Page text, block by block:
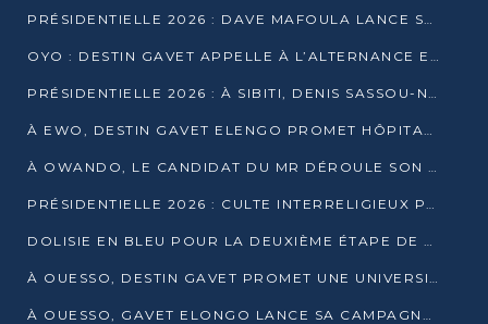
PRÉSIDENTIELLE 2026 : DAVE MAFOULA LANCE SA « VAGUE DU NOUVEAU DÉPART » À IMPFONDO
OYO : DESTIN GAVET APPELLE À L’ALTERNANCE ET À LA RESPONSABILITÉ DE LA JEUNESSE
PRÉSIDENTIELLE 2026 : À SIBITI, DENIS SASSOU-N’GUESSO PARIE SUR LES RESSOURCES DE LA LEKOUMOU
À EWO, DESTIN GAVET ELENGO PROMET HÔPITAL, CHEMIN DE FER ET AUDIT DES FINANCES PUBLIQUES
À OWANDO, LE CANDIDAT DU MR DÉROULE SON PROGRAMME DE “CHANGEMENT”
PRÉSIDENTIELLE 2026 : CULTE INTERRELIGIEUX POUR LA PAIX À OUENZÉ
DOLISIE EN BLEU POUR LA DEUXIÈME ÉTAPE DE CAMPAGNE DE DSN
À OUESSO, DESTIN GAVET PROMET UNE UNIVERSITÉ POUR LA SANGHA
À OUESSO, GAVET ELONGO LANCE SA CAMPAGNE SOUS LE SIGNE DU RENOUVEAU